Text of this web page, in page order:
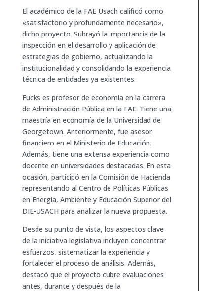
El académico de la FAE Usach calificó como
«satisfactorio y profundamente necesario»,
dicho proyecto. Subrayó la importancia de la
inspección en el desarrollo y aplicación de
estrategias de gobierno, actualizando la
institucionalidad y consolidando la experiencia
técnica de entidades ya existentes.
Fucks es profesor de economía en la carrera
de Administración Pública en la FAE. Tiene una
maestría en economía de la Universidad de
Georgetown. Anteriormente, fue asesor
financiero en el Ministerio de Educación.
Además, tiene una extensa experiencia como
docente en universidades destacadas. En esta
ocasión, participó en la Comisión de Hacienda
representando al Centro de Políticas Públicas
en Energía, Ambiente y Educación Superior del
DIE-USACH para analizar la nueva propuesta.
Desde su punto de vista, los aspectos clave
de la iniciativa legislativa incluyen concentrar
esfuerzos, sistematizar la experiencia y
fortalecer el proceso de análisis. Además,
destacó que el proyecto cubre evaluaciones
antes, durante y después de la